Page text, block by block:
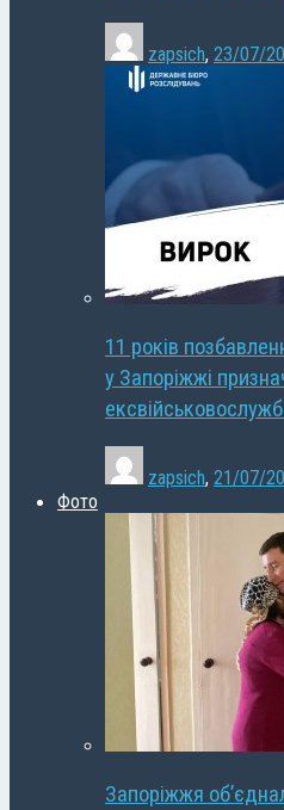
zapsich, 23/07/
11 років
у Запоріжжі
zapsich, 21/07/
Фото
Запоріжжя